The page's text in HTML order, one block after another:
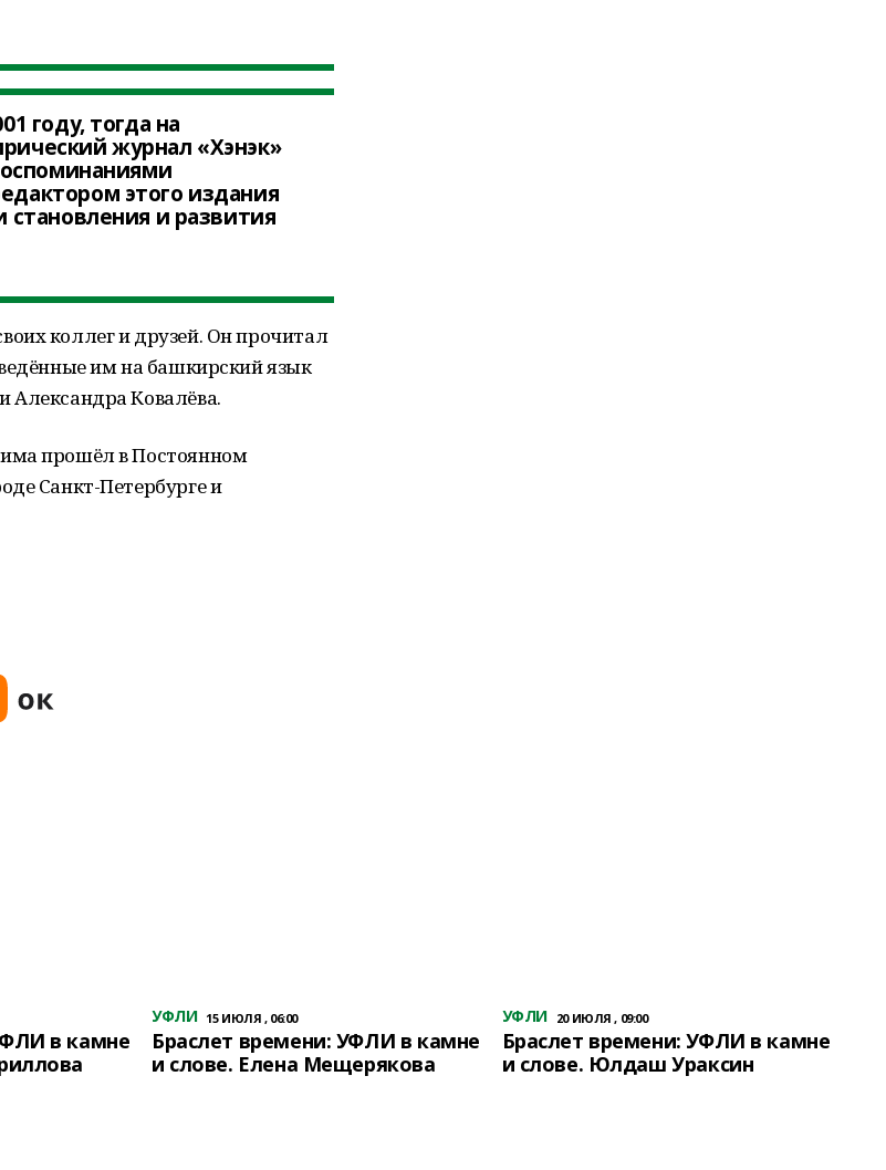
году, тогда на
журнал «Хэнэк»
этого издания
становления и развития
коллег и друзей. Он прочитал
им на башкирский язык
Александра Ковалёва.
прошёл в Постоянном
Санкт-Петербурге и
в камне
УФЛИ 15 ИЮЛЯ , 06:00
Браслет времени: УФЛИ в камне
и слове. Елена Мещерякова
УФЛИ 20 ИЮЛЯ , 09:00
Браслет времени: УФЛИ в камне
и слове. Юлдаш Ураксин